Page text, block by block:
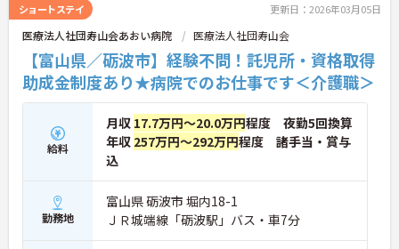
ショートステイ 更新日：2026年03月05日
医療法人社団寿山会あおい病院 医療法人社団寿山会
【富山県／砺波市】経験不問！託児所・資格取得
助成金制度あり★病院でのお仕事です＜介護職＞
給料
月収 17.7万円～20.0万円程度 夜勤5回換算
年収 257万円～292万円程度 諸手当・賞与
込
勤務地
富山県 砺波市 堀内18-1
ＪＲ城端線「砺波駅」バス・車7分